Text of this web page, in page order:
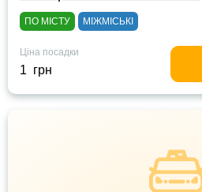
ПО МІСТУ МІЖМІСЬКІ
Ціна посадки
1 грн